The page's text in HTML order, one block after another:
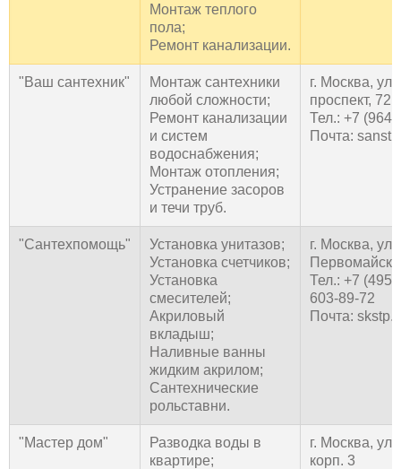
Монтаж теплого
пола;
Ремонт канализации.
"Ваш сантехник"
Монтаж сантехники
любой сложности;
Ремонт канализации
и систем
водоснабжения;
Монтаж отопления;
Устранение засоров
и течи труб.
г. Москва,
проспект, 72
Тел.: +7
Почта:
"Сантехпомощь"
Установка унитазов;
Установка счетчиков;
Установка
смесителей;
Акриловый
вкладыш;
Наливные ванны
жидким акрилом;
Сантехнические
рольставни.
г. Москва,
Тел.: +7
603-89-72
Почта:
"Мастер дом"
Разводка воды в
квартире;
г. Москва,
корп. 3